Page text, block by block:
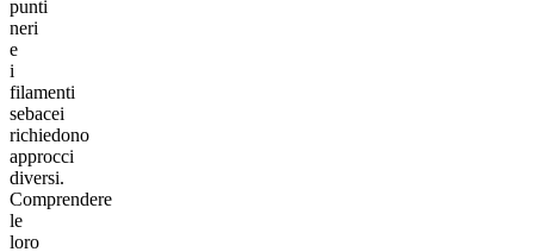
punti
neri
e
i
filamenti
sebacei
richiedono
approcci
diversi.
Comprendere
le
loro